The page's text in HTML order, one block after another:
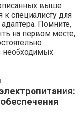
выше
к специалисту для
Помните,
на первом месте,
необходимых